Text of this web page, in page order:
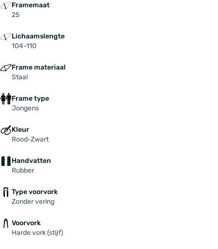
Framemaat
25
Lichaamslengte
104-110
Frame materiaal
Staal
Frame type
Jongens
Kleur
Rood-Zwart
Handvatten
Rubber
Type voorvork
Zonder vering
Voorvork
Harde vork (stijf)